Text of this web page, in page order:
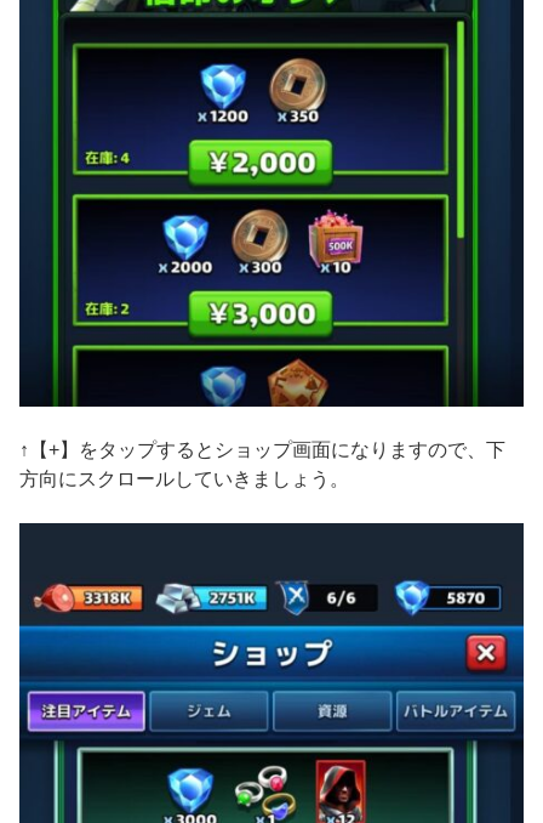
↑【+】をタップするとショップ画面になりますので、下
方向にスクロールしていきましょう。